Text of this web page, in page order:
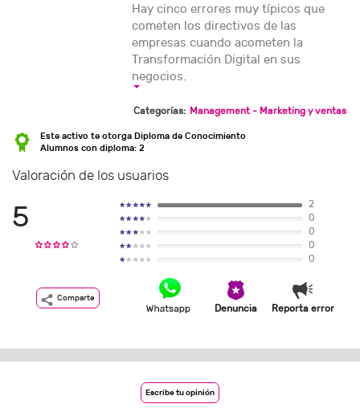
Hay cinco errores muy típicos que
cometen los directivos de las
empresas cuando acometen la
Transformación Digital en sus
negocios.
Categorías: Management - Marketing y ventas
Este activo te otorga Diploma de Conocimiento
Alumnos con diploma: 2
Valoración de los usuarios
5
2
0
0
0
0
Comparte
Denuncia Reporta error
Escribe tu opinión